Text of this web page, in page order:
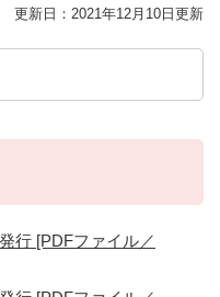
更新日：2021年12月10日更新
行 [PDFファイル／